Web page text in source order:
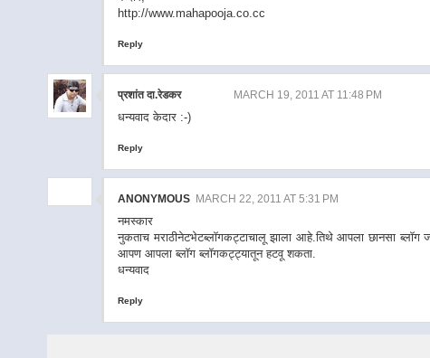
http://www.mahapooja.co.cc
Reply
प्रशांत दा.रेडकर MARCH 19, 2011 AT 11:48 PM
धन्यवाद केदार :-)
Reply
ANONYMOUS MARCH 22, 2011 AT 5:31 PM
नमस्कार
नुकताच मराठीनेटभेटब्लॉगकट्टाचालू झाला आहे.तिथे आपला छानसा
आपण आपला ब्लॉग ब्लॉगकट्ट्यातून हटवू शकता.
धन्यवाद
Reply